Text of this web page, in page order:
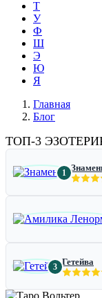
Т
У
Ф
Ш
Э
Ю
Я
Главная
Блог
ТОП-3
1
3 Гетейва